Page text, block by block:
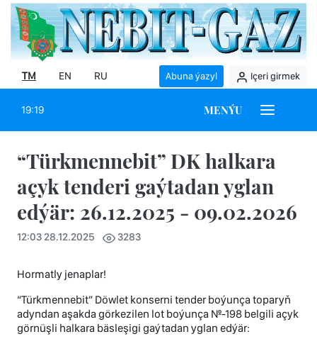
TM EN RU Abuna ýazyl Içeri girmek
19:19 MENÝU
“Türkmennebit” DK halkara
açyk tenderi gaýtadan yglan
edýär: 26.12.2025 - 09.02.2026
12:03 28.12.2025 3283
Hormatly jenaplar!
“Türkmennebit” Döwlet konserni tender boýunça toparyň
adyndan aşakda görkezilen lot boýunça №-198 belgili açyk
görnüşli halkara bäsleşigi gaýtadan yglan edýär: